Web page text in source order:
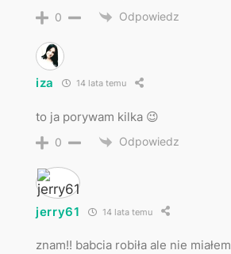
0 Odpowiedz
iza 14 lata temu
to ja porywam kilka 😉
0 Odpowiedz
jerry61 14 lata temu
znam!! babcia robiła ale nie miałem